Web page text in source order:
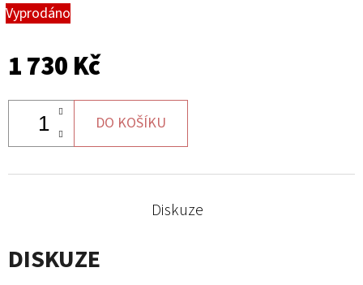
Vyprodáno
1 730 Kč
DO KOŠÍKU
Diskuze
DISKUZE